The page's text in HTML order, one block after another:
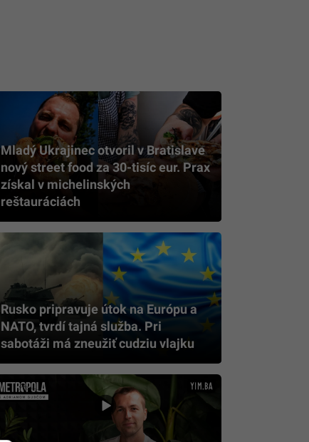
Mladý Ukrajinec otvoril v Bratislave
nový street food za 30-tisíc eur. Prax
získal v michelinských
reštauráciách
Rusko pripravuje útok na Európu a
NATO, tvrdí tajná služba. Pri
sabotáži má zneužiť cudziu vlajku